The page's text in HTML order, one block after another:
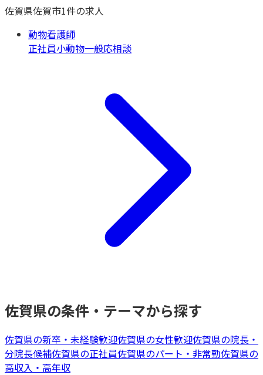
佐賀県佐賀市1件の求人
動物看護師
正社員小動物一般応相談
佐賀県の条件・テーマから探す
佐賀県の新卒・未経験歓迎佐賀県の女性歓迎佐賀県の院長・
分院長候補佐賀県の正社員佐賀県のパート・非常勤佐賀県の
高収入・高年収